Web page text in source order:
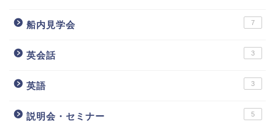
船内見学会 7
英会話 3
英語 3
説明会・セミナー 5